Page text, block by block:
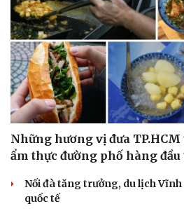
Những hương vị đưa
ẩm thực đường phố hàng
Nối đà tăng trưởng, du lịch
quốc tế